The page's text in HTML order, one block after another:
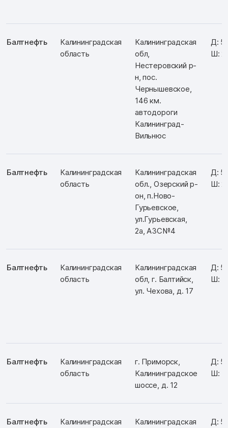
Балтнефть
Калининградская
область
Калининградская
обл,
Нестеровский р-
н, пос.
Чернышевское,
146 км.
автодороги
Калининград-
Вильнюс
Д:
Ш:
Балтнефть
Калининградская
область
Калининградская
обл., Озерский р-
он, п.Ново-
Гурьевское,
ул.Гурьевская,
2а, АЗС№4
Д:
Ш:
Балтнефть
Калининградская
область
Калининградская
обл, г. Балтийск,
ул. Чехова, д. 17
Д:
Ш:
Балтнефть
Калининградская
область
г. Приморск,
Калининградское
шоссе, д. 12
Д:
Ш:
Балтнефть
Калининградская
Калининградская
Д: